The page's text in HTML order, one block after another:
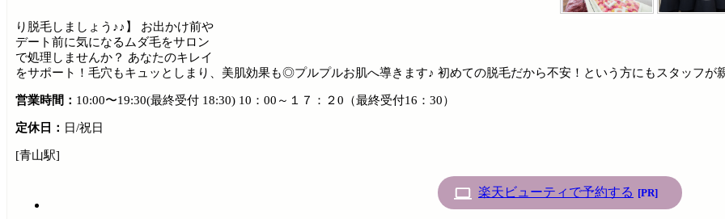
り脱毛しましょう♪♪】 お出かけ前や
デート前に気になるムダ毛をサロン
で処理しませんか？ あなたのキレイ
をサポート！毛穴もキュッとしまり、美肌効果も◎プルプルお肌へ導きます♪ 初めての脱毛だから不安！という方にもスタッフ
営業時間： 10:00〜19:30(最終受付 18:30) 10：00～１７：２0（最終受付16：30）
定休日： 日/祝日
[青山駅]
楽天ビューティで予約する [PR]